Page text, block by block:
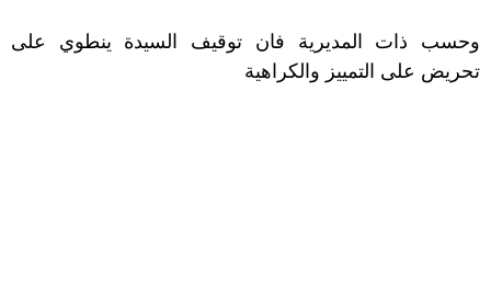
وحسب ذات المديرية فان توقيف السيدة ينطوي على
تحريض على التمييز والكراهية